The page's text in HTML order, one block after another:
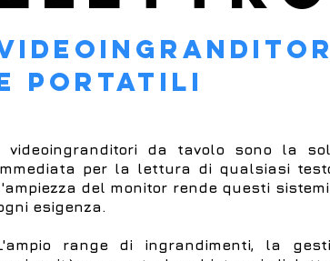
PORTATILI
videoingranditori da tavolo sono la
per la lettura di qualsiasi
del monitor rende questi
esigenza.
range di ingrandimenti, la